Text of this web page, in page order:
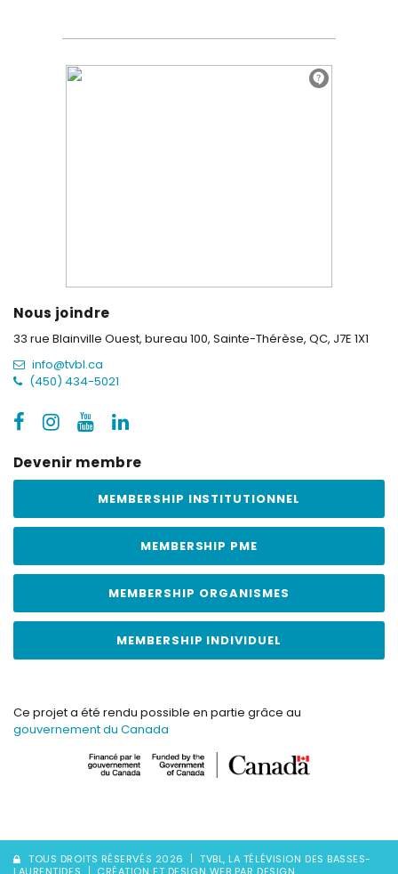
Nous joindre
33 rue Blainville Ouest, bureau 100, Sainte-Thérèse, QC, J7E 1X1
info@tvbl.ca
(450) 434-5021
Devenir membre
MEMBERSHIP INSTITUTIONNEL
MEMBERSHIP PME
MEMBERSHIP ORGANISMES
MEMBERSHIP INDIVIDUEL
Ce projet a été rendu possible en partie grâce au
gouvernement du Canada
TOUS DROITS RÉSERVÉS 2026
TVBL, LA TÉLÉVISION DES BASSES-